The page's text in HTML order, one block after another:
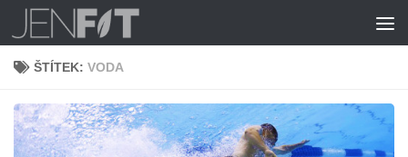
Skip to content
ŠTÍTEK: VODA